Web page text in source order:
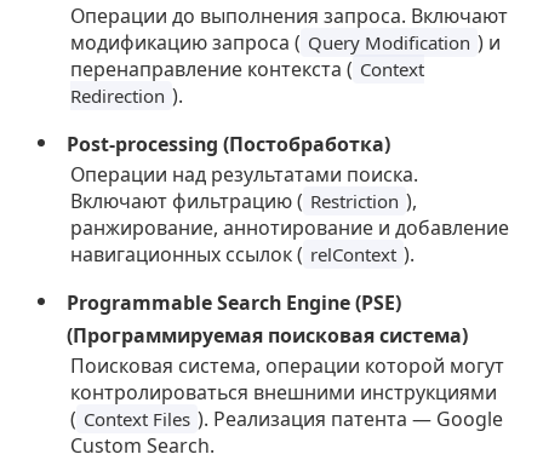
Операции до выполнения запроса. Включают
модификацию запроса ( Query Modification ) и
перенаправление контекста ( Context
Redirection ).
Post-processing (Постобработка)
Операции над результатами поиска.
Включают фильтрацию ( Restriction ),
ранжирование, аннотирование и добавление
навигационных ссылок ( relContext ).
Programmable Search Engine (PSE)
(Программируемая поисковая система)
Поисковая система, операции которой могут
контролироваться внешними инструкциями
( Context Files ). Реализация патента — Google
Custom Search.